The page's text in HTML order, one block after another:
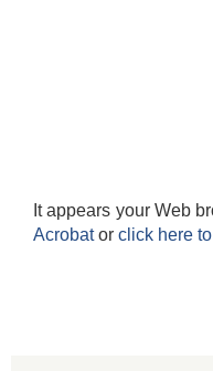
It appears your Web
Acrobator click here